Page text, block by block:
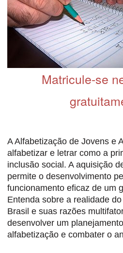
Matricule-se
A Alfabetização de Jovens e
alfabetizar e letrar como a
inclusão social. A aquisição
permite o desenvolvimento
funcionamento eficaz de um
Entenda sobre a realidade
Brasil e suas razões
desenvolver um
alfabetização e combater o